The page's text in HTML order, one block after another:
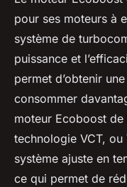
pour ses moteurs à
système de
puissance et
permet d’obtenir
consommer
moteur Ecoboost
technologie VCT,
système ajuste en
ce qui permet de